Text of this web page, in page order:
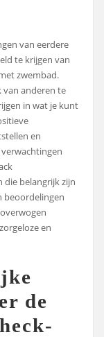
van eerdere
te krijgen van
zwembad.
van anderen te
in wat je kunt
en
belangrijk zijn
beoordelingen
en
de